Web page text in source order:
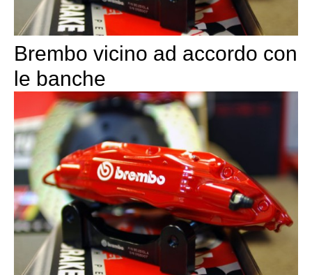
Brembo vicino ad accordo con
le banche